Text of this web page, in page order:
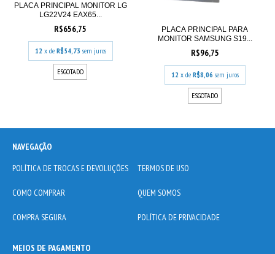
PLACA PRINCIPAL MONITOR LG
LG22V24 EAX65...
R$656,75
12 x de R$54,73 sem juros
ESGOTADO
PLACA PRINCIPAL PARA
MONITOR SAMSUNG S19...
R$96,75
12 x de R$8,06 sem juros
ESGOTADO
NAVEGAÇÃO
POLÍTICA DE TROCAS E DEVOLUÇÕES
TERMOS DE USO
COMO COMPRAR QUEM SOMOS
COMPRA SEGURA POLÍTICA DE PRIVACIDADE
MEIOS DE PAGAMENTO